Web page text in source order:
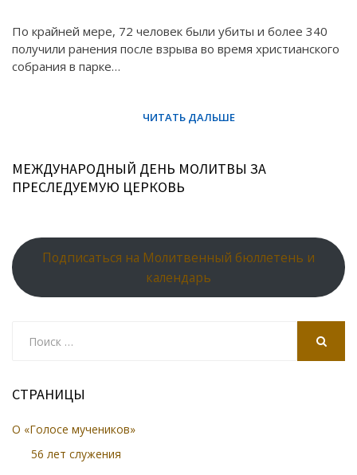
По крайней мере, 72 человек были убиты и более 340
получили ранения после взрыва во время христианского
собрания в парке…
МЕЖДУНАРОДНЫЙ ДЕНЬ МОЛИТВЫ ЗА
ПРЕСЛЕДУЕМУЮ ЦЕРКОВЬ
Подписаться на Молитвенный бюллетень и
календарь
СТРАНИЦЫ
О «Голосе мучеников»
56 лет служения